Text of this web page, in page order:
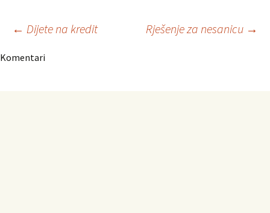
Navigacija
← Dijete na kredit Rješenje za nesanicu →
Komentari